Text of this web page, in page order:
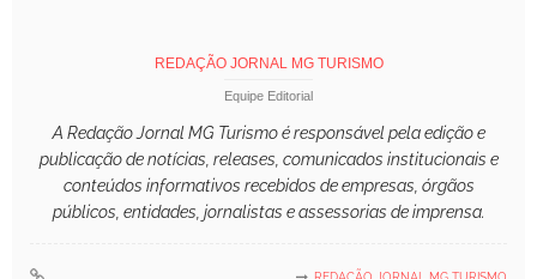
REDAÇÃO JORNAL MG TURISMO
Equipe Editorial
A Redação Jornal MG Turismo é responsável pela edição e
publicação de notícias, releases, comunicados institucionais e
conteúdos informativos recebidos de empresas, órgãos
públicos, entidades, jornalistas e assessorias de imprensa.